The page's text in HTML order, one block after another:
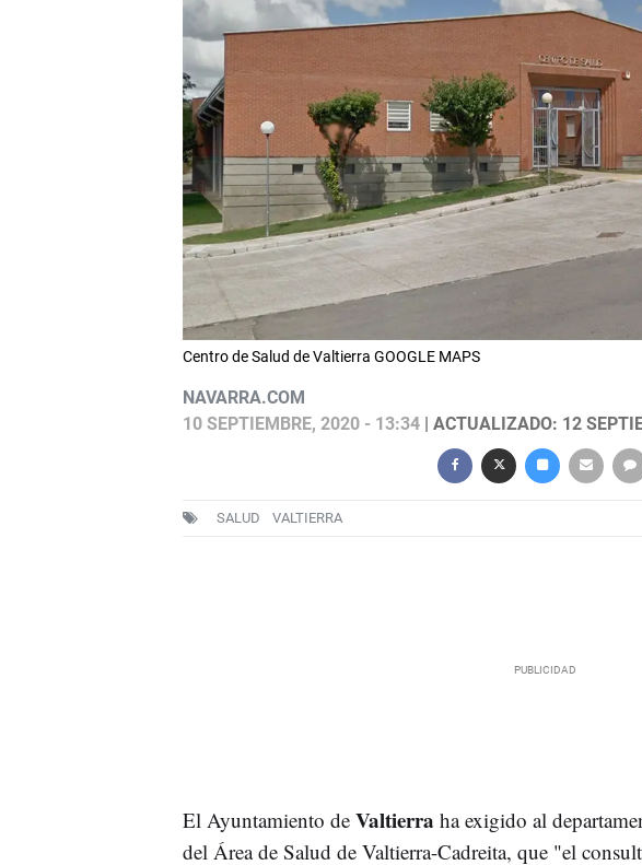
Centro de Salud de Valtierra GOOGLE MAPS
NAVARRA.COM
10 SEPTIEMBRE, 2020 - 13:34| ACTUALIZADO: 12
SALUD VALTIERRA
El Ayuntamiento de Valtierra ha exigido al
del Área de Salud de Valtierra-Cadreita, que "el